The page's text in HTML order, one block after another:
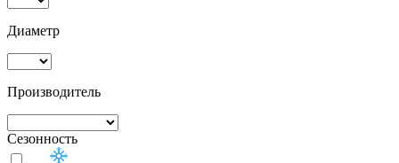
Диаметр
Производитель
Сезонность